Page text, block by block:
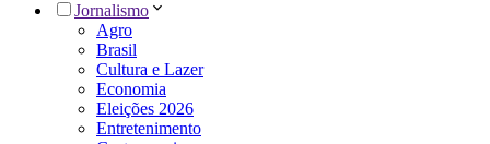
Jornalismo
Agro
Brasil
Cultura e Lazer
Economia
Eleições 2026
Entretenimento